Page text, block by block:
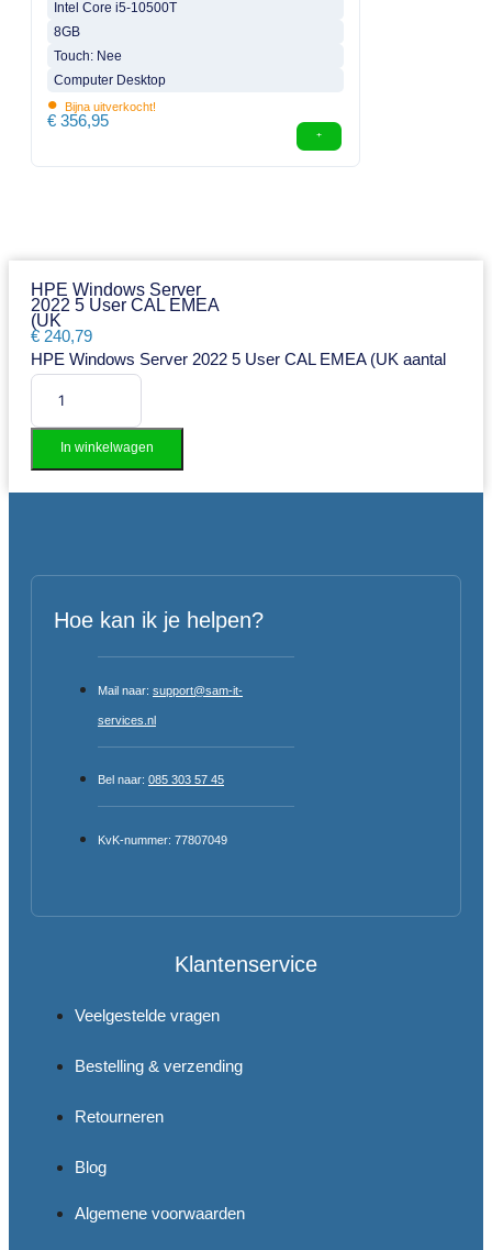
Intel Core i5-10500T
8GB
Touch: Nee
Computer Desktop
• Bijna uitverkocht!
€ 356,95
HPE Windows Server
2022 5 User CAL EMEA
(UK
€ 240,79
HPE Windows Server 2022 5 User CAL EMEA (UK aantal
In winkelwagen
Hoe kan ik je helpen?
Mail naar: support@sam-it-
services.nl
Bel naar: 085 303 57 45
KvK-nummer: 77807049
Klantenservice
Veelgestelde vragen
Bestelling & verzending
Retourneren
Blog
Algemene voorwaarden